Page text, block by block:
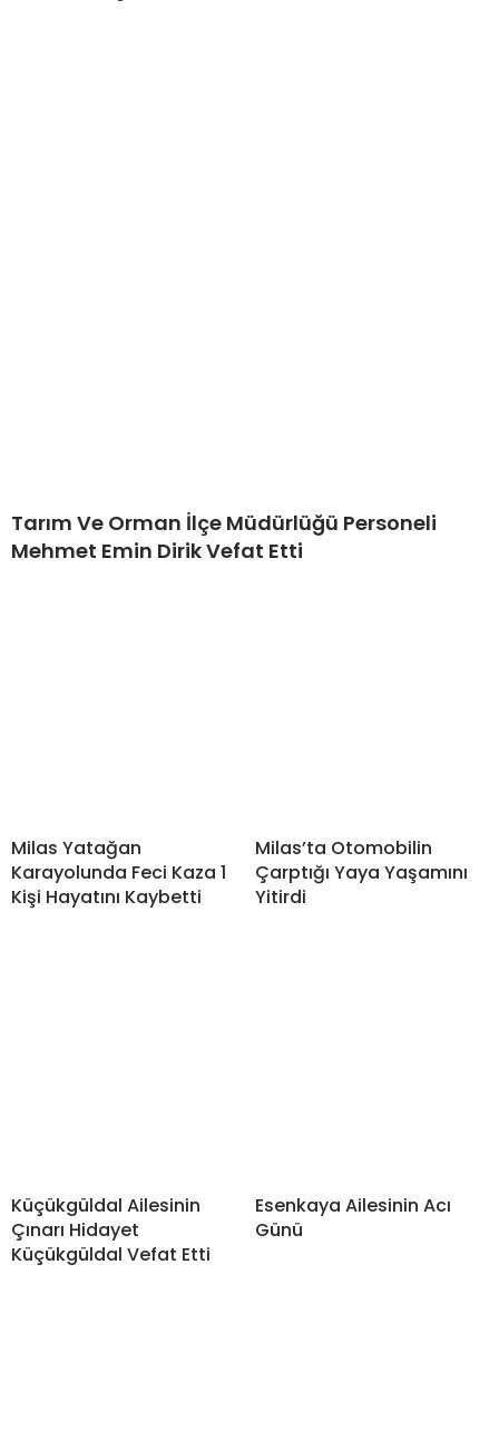
Tarım Ve Orman İlçe Müdürlüğü Personeli
Mehmet Emin Dirik Vefat Etti
Milas Yatağan
Karayolunda Feci Kaza 1
Kişi Hayatını Kaybetti
Milas’ta Otomobilin
Çarptığı Yaya Yaşamını
Yitirdi
Küçükgüldal Ailesinin
Çınarı Hidayet
Küçükgüldal Vefat Etti
Esenkaya Ailesinin Acı
Günü